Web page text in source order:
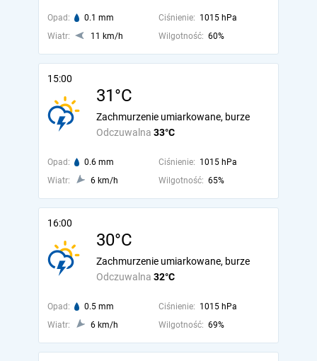
Opad: 0.1 mm Ciśnienie: 1015 hPa
Wiatr:
11 km/h Wilgotność: 60%
15:00
31°C
Odczuwalna 33°C
Zachmurzenie umiarkowane, burze
Opad: 0.6 mm Ciśnienie: 1015 hPa
Wiatr:
6 km/h Wilgotność: 65%
16:00
30°C
Odczuwalna 32°C
Zachmurzenie umiarkowane, burze
Opad: 0.5 mm Ciśnienie: 1015 hPa
Wiatr:
6 km/h Wilgotność: 69%